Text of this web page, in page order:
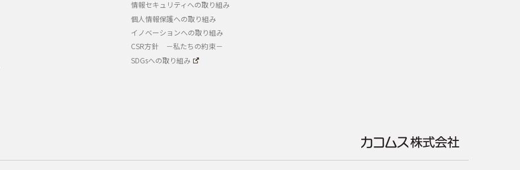
情報セキュリティへの取り組み
個人情報保護への取り組み
イノベーションへの取り組み
CSR方針 －私たちの約束－
SDGsへの取り組み